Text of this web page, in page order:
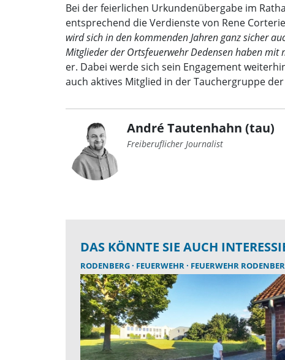
Bei der feierlichen Urkundenübergabe im
entsprechend die Verdienste von Rene
wird sich in den kommenden Jahren ganz sicher
Mitglieder der Ortsfeuerwehr Dedensen haben
er. Dabei werde sich sein Engagement
auch aktives Mitglied in der Tauchergruppe
André Tautenhahn (tau)
Freiberuflicher Journalist
DAS KÖNNTE SIE AUCH
RODENBERG FEUERWEHR FEUERWEHR